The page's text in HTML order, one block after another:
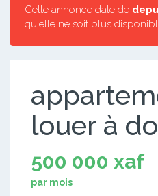
Cette annonce date de
qu'elle ne soit plus
louer à
500 000 xaf
par mois